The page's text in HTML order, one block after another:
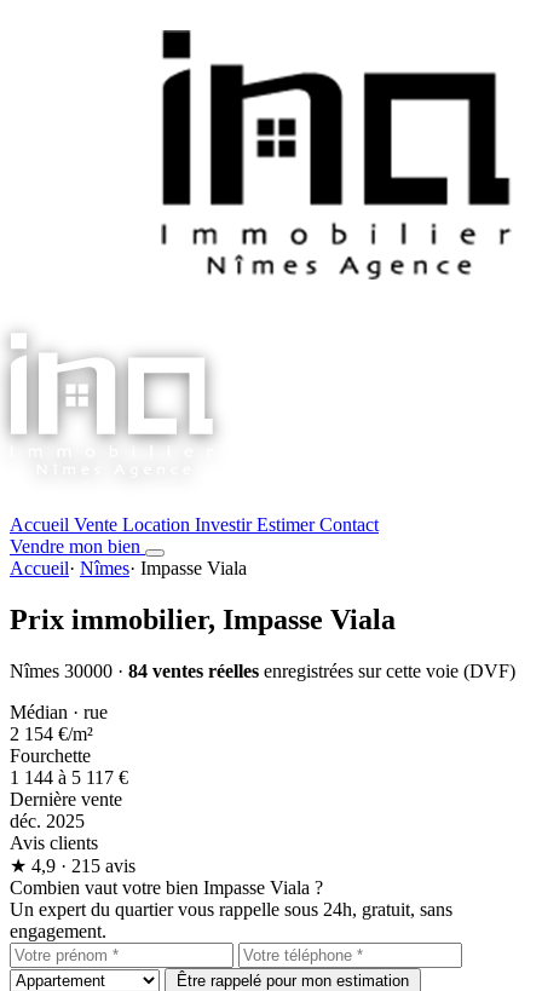
Accueil Vente Location InvestirEstimerContact
Vendre mon bien
Accueil· Nîmes· Impasse Viala
Prix immobilier, Impasse Viala
Nîmes 30000 · 84 ventes réelles enregistrées sur cette voie (DVF)
Médian · rue
2 154 €/m²
Fourchette
1 144 à 5 117 €
Dernière vente
déc. 2025
Avis clients
★ 4,9 · 215 avis
Combien vaut votre bien Impasse Viala ?
Un expert du quartier vous rappelle sous 24h, gratuit, sans
engagement.
Être rappelé pour mon estimation